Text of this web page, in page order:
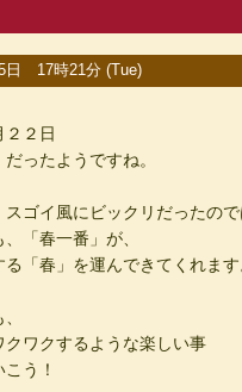
日 17時21分 (Tue)
２２日
だったようですね。
ゴイ風にビックリだったので
「春一番」が、
「春」を運んできてくれます
クワクするような楽しい事
う！